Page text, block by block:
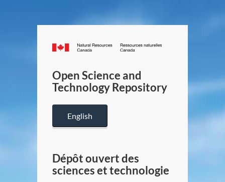
Canada.ca
/
Canada
Open Science and
Technology Repository
English
Dépôt ouvert des
sciences et technologie